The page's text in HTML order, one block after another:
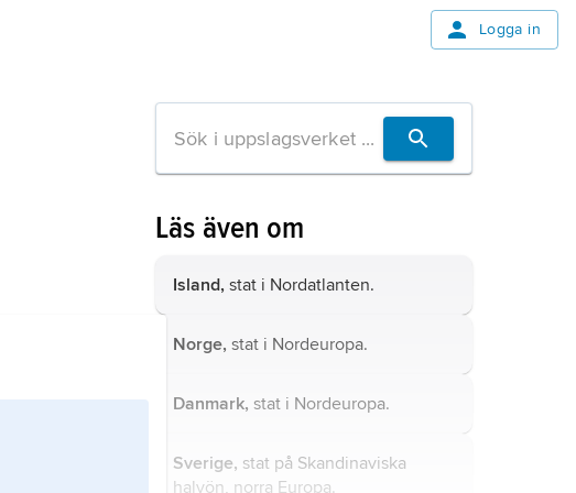
Logga in
Läs även om
Island, stat i Nordatlanten.
Norge, stat i Nordeuropa.
Danmark, stat i Nordeuropa.
Sverige, stat på Skandinaviska
halvön, norra Europa.